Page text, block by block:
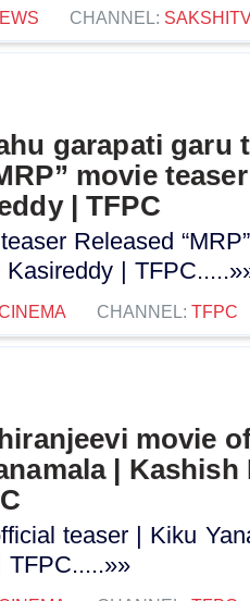
CHANNEL:
garapati garu
movie
| TFPC
Released
|
CHANNEL: TFPC
movie
|
teaser | Kiku
TFPC.....»»